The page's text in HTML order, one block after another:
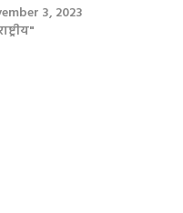
3, 2023